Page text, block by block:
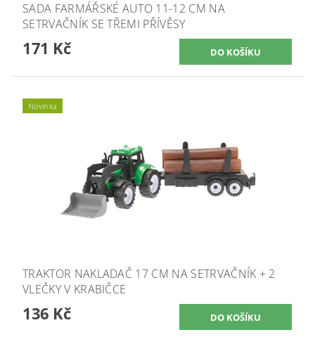
SADA FARMÁŘSKÉ AUTO 11-12 CM NA
SETRVAČNÍK SE TŘEMI PŘÍVĚSY
171 Kč
Novinka
TRAKTOR NAKLADAČ 17 CM NA SETRVAČNÍK + 2
VLEČKY V KRABIČCE
136 Kč